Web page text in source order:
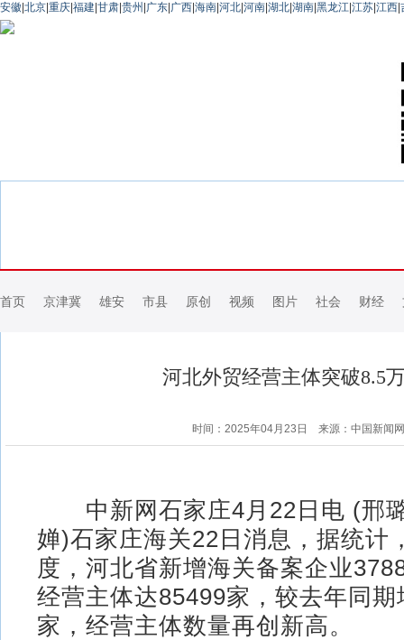
安徽 北京 重庆 福建 甘肃 贵州 广东 广西 海南 河北 河南 湖北 湖南 黑龙江 江苏 江西
首页 京津冀 雄安 市县 原创 视频 图片 社会 财经
河北外贸经营主体突破8.5
时间：2025年04月23日 来源：中国新闻网
中新网石家庄4月22日电 (邢
婵)石家庄海关22日消息，据统计
度，河北省新增海关备案企业
经营主体达85499家，较去年同
家，经营主体数量再创新高。